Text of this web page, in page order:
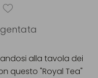
alla tavola dei
questo "Royal Tea"